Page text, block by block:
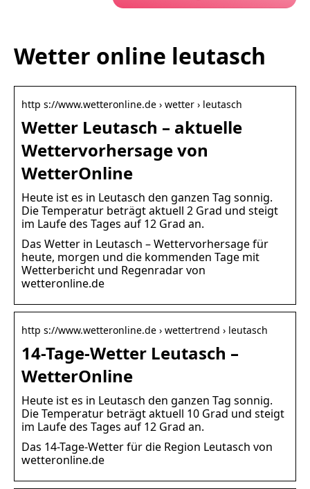
Wetter online leutasch
http s://www.wetteronline.de › wetter › leutasch
Wetter Leutasch – aktuelle
Wettervorhersage von
WetterOnline
Heute ist es in Leutasch den ganzen Tag sonnig.
Die Temperatur beträgt aktuell 2 Grad und steigt
im Laufe des Tages auf 12 Grad an.
Das Wetter in Leutasch – Wettervorhersage für
heute, morgen und die kommenden Tage mit
Wetterbericht und Regenradar von
wetteronline.de
http s://www.wetteronline.de › wettertrend › leutasch
14-Tage-Wetter Leutasch –
WetterOnline
Heute ist es in Leutasch den ganzen Tag sonnig.
Die Temperatur beträgt aktuell 10 Grad und steigt
im Laufe des Tages auf 12 Grad an.
Das 14-Tage-Wetter für die Region Leutasch von
wetteronline.de